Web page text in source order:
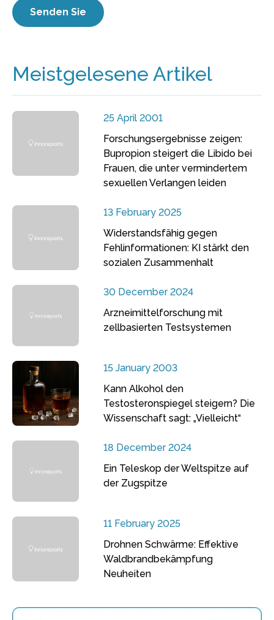
Meistgelesene Artikel
25 April 2001
Forschungsergebnisse zeigen:
Bupropion steigert die Libido bei
Frauen, die unter vermindertem
sexuellen Verlangen leiden
13 February 2025
Widerstandsfähig gegen
Fehlinformationen: KI stärkt den
sozialen Zusammenhalt
30 December 2024
Arzneimittelforschung mit
zellbasierten Testsystemen
15 January 2003
Kann Alkohol den
Testosteronspiegel steigern? Die
Wissenschaft sagt: „Vielleicht“
18 December 2024
Ein Teleskop der Weltspitze auf
der Zugspitze
11 February 2025
Drohnen Schwärme: Effektive
Waldbrandbekämpfung
Neuheiten